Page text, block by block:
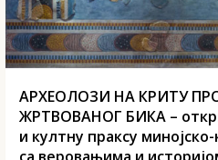
АРХЕОЛОЗИ НА КРИТУ
ЖРТВОВАНОГ БИКА –
и култну праксу